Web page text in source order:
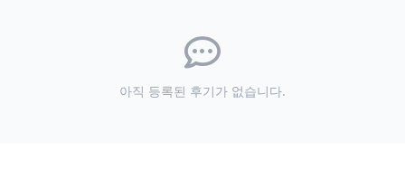
아직 등록된 후기가 없습니다.